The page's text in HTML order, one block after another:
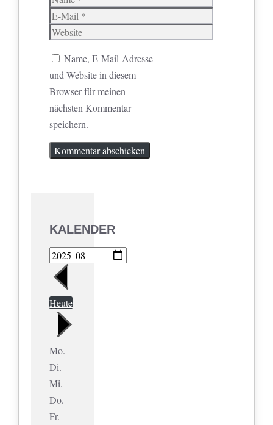
E-
Mail
Website
Name, E-Mail-Adresse
und Website in diesem
Browser für meinen
nächsten Kommentar
speichern.
KALENDER
Heute
Mo.
Di.
Mi.
Do.
Fr.